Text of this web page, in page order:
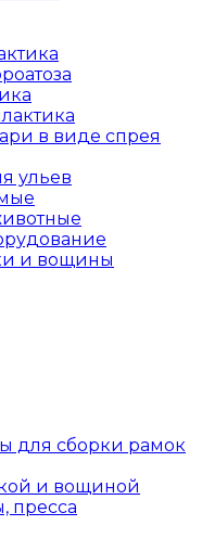
в виде спрея
ульев
и вощины
для сборки рамок
и вощиной
пресса